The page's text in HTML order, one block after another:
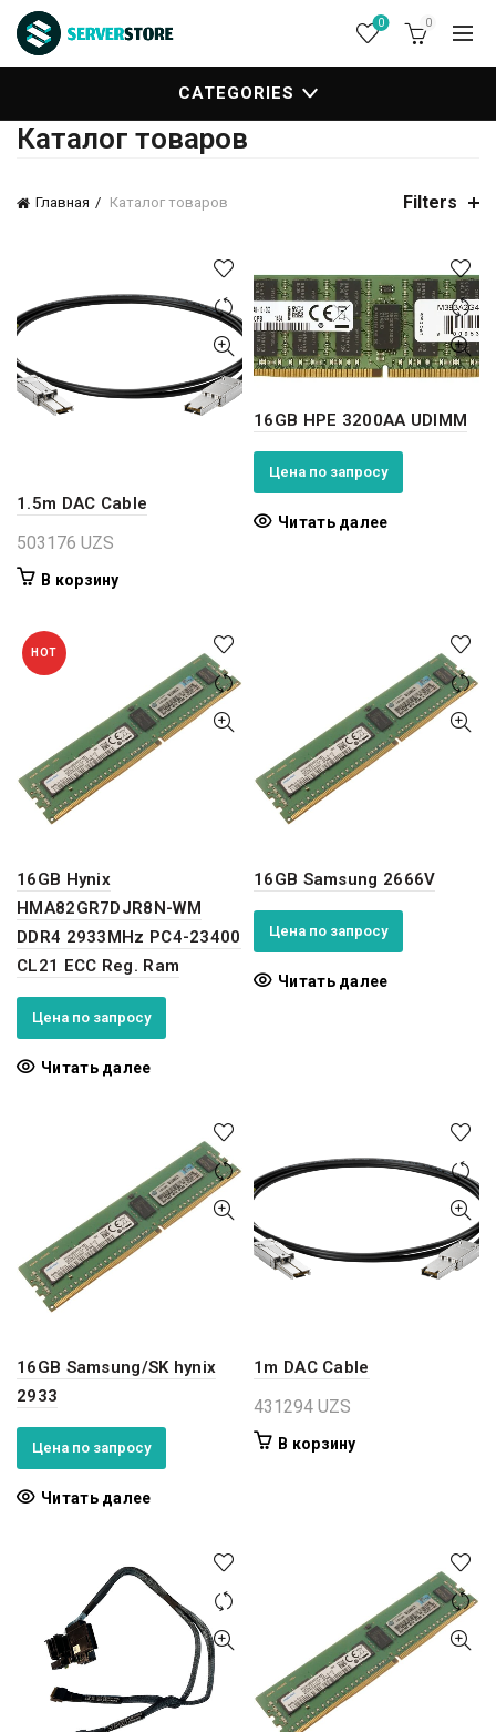
0 0
CATEGORIES
Каталог товаров
Главная Каталог товаров Filters
1.5m DAC Cable
503176 UZS
В корзину
16GB HPE 3200AA UDIMM
Цена по запросу
Читать далее
HOT
16GB Hynix
HMA82GR7DJR8N-WM
DDR4 2933MHz PC4-23400
CL21 ECC Reg. Ram
Цена по запросу
Читать далее
16GB Samsung 2666V
Цена по запросу
Читать далее
16GB Samsung/SK hynix
2933
Цена по запросу
Читать далее
1m DAC Cable
431294 UZS
В корзину